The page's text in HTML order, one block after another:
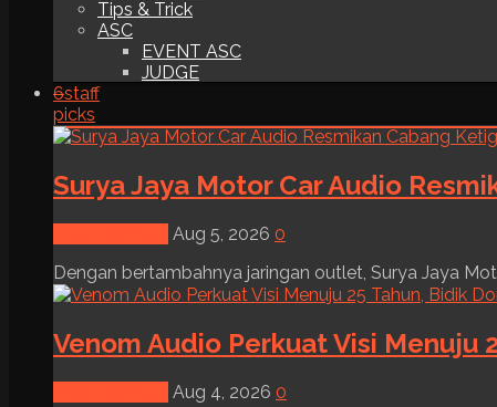
Tips & Trick
ASC
EVENT ASC
JUDGE
6staff
picks
Surya Jaya Motor Car Audio
Aug 5, 2026 0
Dengan bertambahnya jaringan outlet, Surya Jaya
Venom Audio Perkuat Visi
Aug 4, 2026 0